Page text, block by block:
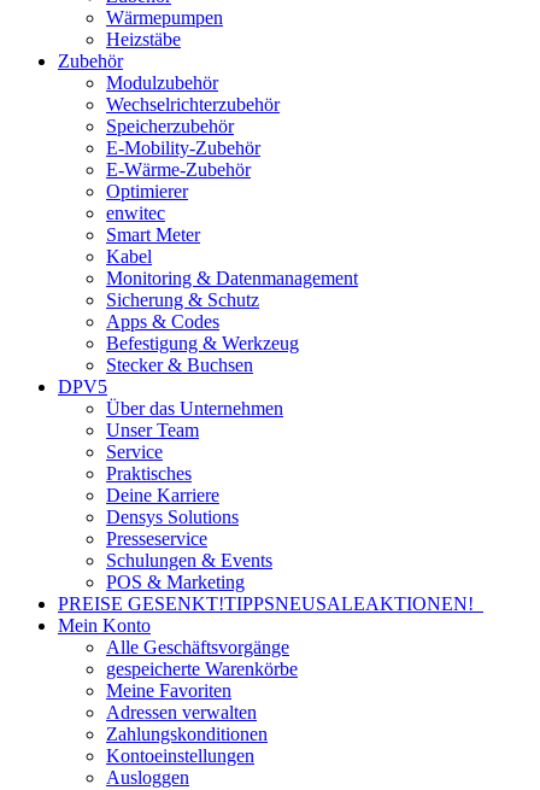
Wärmepumpen
Heizstäbe
Zubehör
Modulzubehör
Wechselrichterzubehör
Speicherzubehör
E-Mobility-Zubehör
E-Wärme-Zubehör
Optimierer
enwitec
Smart Meter
Kabel
Monitoring & Datenmanagement
Sicherung & Schutz
Apps & Codes
Befestigung & Werkzeug
Stecker & Buchsen
DPV5
Über das Unternehmen
Unser Team
Service
Praktisches
Deine Karriere
Densys Solutions
Presseservice
Schulungen & Events
POS & Marketing
PREISE GESENKT!TIPPSNEUSALEAKTIONEN!
Mein Konto
Alle Geschäftsvorgänge
gespeicherte Warenkörbe
Meine Favoriten
Adressen verwalten
Zahlungskonditionen
Kontoeinstellungen
Ausloggen